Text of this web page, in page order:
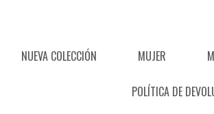
NUEVA COLECCIÓN MUJER
POLÍTICA DE